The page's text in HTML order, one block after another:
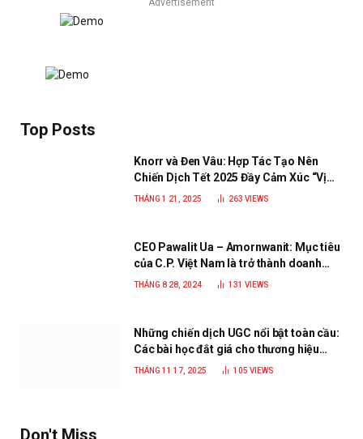
Top Posts
Knorr và Đen Vâu: Hợp Tác Tạo Nên
Chiến Dịch Tết 2025 Đầy Cảm Xúc “Vị
Nhà”
THÁNG 1 21, 2025 263 VIEWS
CEO Pawalit Ua – Amornwanit: Mục tiêu
của C.P. Việt Nam là trở thành doanh
nghiệp xanh, phát triển bền vững
THÁNG 8 28, 2024 131 VIEWS
Những chiến dịch UGC nổi bật toàn cầu:
Các bài học đắt giá cho thương hiệu
năm 2025
THÁNG 11 17, 2025 105 VIEWS